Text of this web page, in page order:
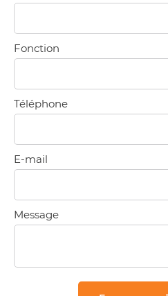
Fonction
Téléphone
E-mail
Message